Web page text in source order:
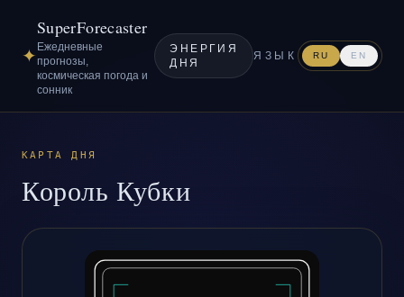
✦
SuperForecaster
Ежедневные
прогнозы,
космическая погода и
сонник
ЭНЕРГИЯ
ДНЯ
ЯЗЫК RU EN
КАРТА ДНЯ
Король Кубки